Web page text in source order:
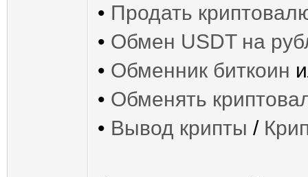
• Продать
• Обмен USDT на
• Обменник биткоин
• Обменять
• Вывод крипты /